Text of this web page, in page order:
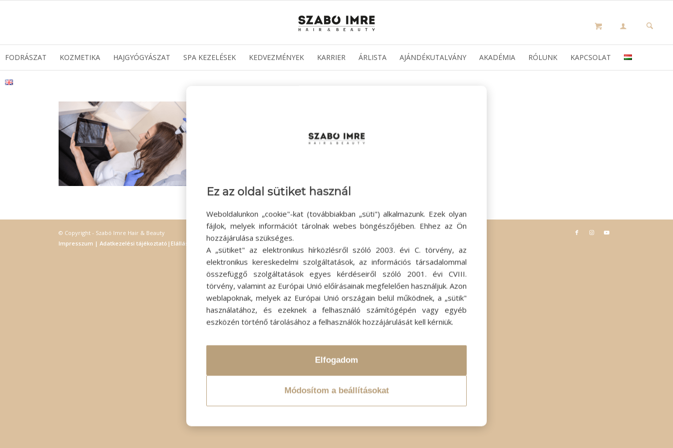
FODRÁSZAT KOZMETIKA HAJGYÓGYÁSZAT SPA KEZELÉSEK KEDVEZMÉNYEK KARRIER ÁRLISTA AJÁNDÉKUTALVÁNY AKADÉMIA RÓLUNK KAPCSOLAT
© Copyright - Szabó Imre Hair & Beauty
Impresszum | Adatkezelési tájékoztató | Elállás
Ez az oldal sütiket használ
Weboldalunkon „cookie"-kat (továbbiakban „süti") alkalmazunk. Ezek olyan
fájlok, melyek információt tárolnak webes böngészőjében. Ehhez az Ön
hozzájárulása szükséges.
A „sütiket" az elektronikus hírközlésről szóló 2003. évi C. törvény, az
elektronikus kereskedelmi szolgáltatások, az információs társadalommal
összefüggő szolgáltatások egyes kérdéseiről szóló 2001. évi CVIII.
törvény, valamint az Európai Unió előírásainak megfelelően használjuk. Azon
weblapoknak, melyek az Európai Unió országain belül működnek, a „sütik"
használatához, és ezeknek a felhasználó számítógépén vagy egyéb
eszközén történő tárolásához a felhasználók hozzájárulását kell kérniük.
Elfogadom
Módosítom a beállításokat